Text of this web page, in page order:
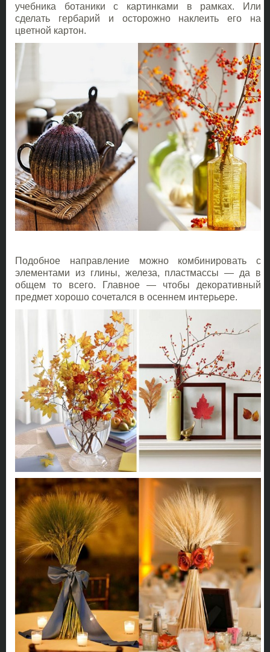
учебника ботаники с картинками в рамках. Или
сделать гербарий и осторожно наклеить его на
цветной картон.
Подобное направление можно комбинировать с
элементами из глины, железа, пластмассы — да в
общем то всего. Главное — чтобы декоративный
предмет хорошо сочетался в осеннем интерьере.